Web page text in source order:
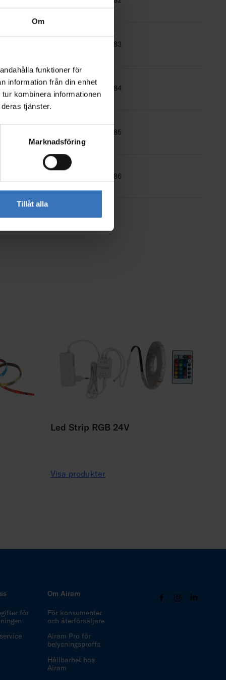
Om
funktioner för
information från din enhet
kombinera informationen
tjänster.
Marknadsföring
Tillåt alla
9610483
9610484
9610485
9610486
Led Strip RGB 24V
Visa produkter
för
Om Airam
För konsumenter
och återförsäljare
Airam Pro för
belysningsproffs
Hållbarhet hos
Airam